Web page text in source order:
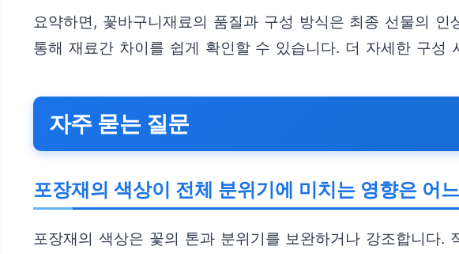
요약하면, 꽃바구니재료의 품질과 구성 방식은 최종 선물의
통해 재료간 차이를 쉽게 확인할 수 있습니다. 더 자세한 구성
자주 묻는 질문
포장재의 색상이 전체 분위기에 미치는 영향은 어
포장재의 색상은 꽃의 톤과 분위기를 보완하거나 강조합니다